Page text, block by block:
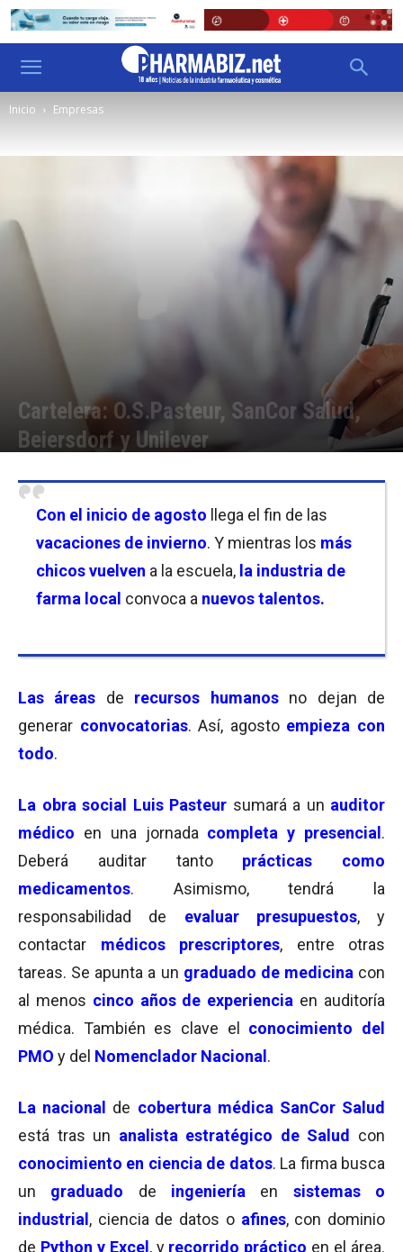
Inicio Empresas
Cartelera: O.S.Pasteur, SanCor Salud,
Beiersdorf y Unilever
Con el inicio de agosto
llega el fin de las
vacaciones de invierno. Y mientras los más
chicos vuelven a la escuela, la industria de
farma local convoca a nuevos talentos.
Las áreas de recursos humanosno dejan de
generar convocatorias. Así, agostoempieza con
todo.
La obra social Luis Pasteur sumará a un auditor
médico en una jornada completa y presencial .
Deberá auditar tanto prácticas como
medicamentos. Asimismo, tendrá la
responsabilidad de evaluar presupuestos, y
contactar médicos prescriptores, entre otras
tareas. Se apunta a un graduado de medicina con
al menos cinco años de experiencia en auditoría
médica. También es clave el conocimiento del
PMO y del Nomenclador Nacional .
La nacional de cobertura médica SanCor Salud
está tras un analista estratégico de Salud con
conocimiento en ciencia de datos. La firma busca
un graduado de ingeniería en sistemas o
industrial , ciencia de datos o afines, con dominio
de Python y Excel , yrecorrido práctico en el área.